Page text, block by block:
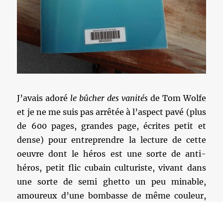
J’avais adoré le bûcher des vanitésde Tom Wolfe
et je ne me suis pas arrêtée à l’aspect pavé (plus
de 600 pages, grandes page, écrites petit et
dense) pour entreprendre la lecture de cette
oeuvre dont le héros est une sorte de anti-
héros, petit flic cubain culturiste, vivant dans
une sorte de semi ghetto un peu minable,
amoureux d’une bombasse de même couleur,